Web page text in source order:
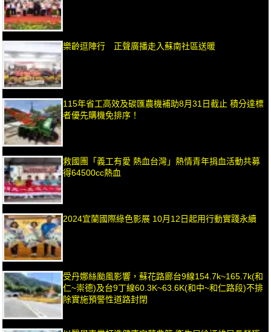
樂齡逗陣行 正聲廣播走入蘇南社區送暖
115年省工高效及碳匯農機補助8月31日截止 積分達標
者優先購機免排序！
救國團「義工有愛 熱血台灣」熱情青年捐血活動共募
得64500cc熱血
2024宜蘭國際綠色影展 10月12日起用行動實踐永續
受丹娜絲颱風影響，蘇花路廊台9線154.7k~165.7k(和
仁~崇德)及台9丁線60.3K~63.6K(和中~和仁路段)不排
除實施預警性道路封閉